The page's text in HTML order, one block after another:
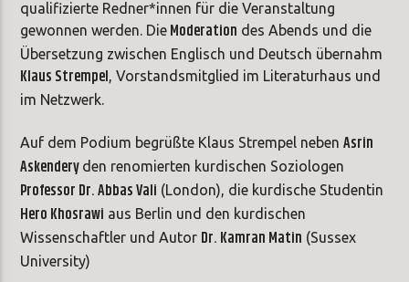
qualifizierte Redner*innen für die Veranstaltung
gewonnen werden. Die Moderation des Abends und die
Übersetzung zwischen Englisch und Deutsch übernahm
Klaus Strempel, Vorstandsmitglied im Literaturhaus und
im Netzwerk.
Auf dem Podium begrüßte Klaus Strempel nebenAsrin
Askendery den renomierten kurdischen Soziologen
Professor Dr. Abbas Vali (London), die kurdische Studentin
Hero Khosrawi aus Berlin und den kurdischen
Wissenschaftler und Autor Dr. Kamran Matin (Sussex
University)